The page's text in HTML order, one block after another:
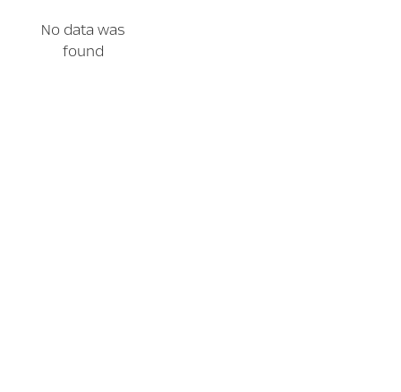
No data was
found